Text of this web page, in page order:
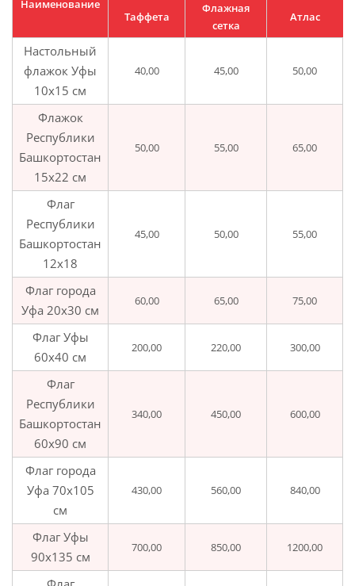
Наименование
Таффета
Флажная
сетка
Атлас
Настольный
флажок Уфы
10х15 см
40,00 45,00 50,00
Флажок
Республики
Башкортостан
15х22 см
50,00 55,00 65,00
Флаг
Республики
Башкортостан
12х18
45,00 50,00 55,00
Флаг города
Уфа 20х30 см
60,00 65,00 75,00
Флаг Уфы
60х40 см
200,00 220,00 300,00
Флаг
Республики
Башкортостан
60х90 см
340,00 450,00 600,00
Флаг города
Уфа 70х105
см
430,00 560,00 840,00
Флаг Уфы
90х135 см
700,00 850,00 1200,00